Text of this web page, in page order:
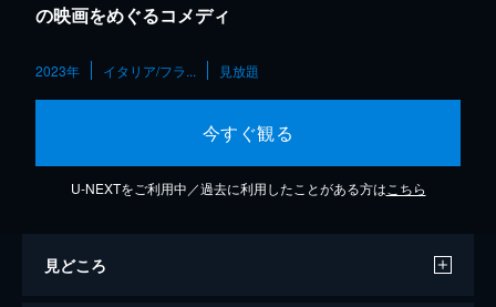
の映画をめぐるコメディ
2023年 イタリア/フラ... 見放題
今すぐ観る
U-NEXTをご利用中／過去に利用したことがある方は こちら
見どころ